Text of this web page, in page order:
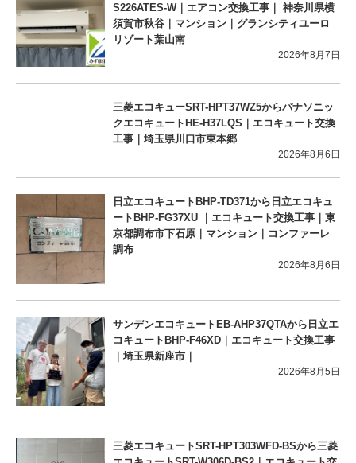
S226ATES-W｜エアコン交換工事｜ 神奈川県横
須賀市秋谷｜マンション｜グランシティユーロ
リゾート葉山南
2026年8月7日
三菱エコキューSRT-HPT37WZ5からパナソニッ
クエコキュートHE-H37LQS｜エコキュート交換
工事｜埼玉県川口市東本郷
2026年8月6日
日立エコキュートBHP-TD371から日立エコキュ
ートBHP-FG37XU ｜エコキュート交換工事｜東
京都調布市下石原｜マンション｜コンファーレ
調布
2026年8月6日
サンデンエコキュートEB-AHP37QTAから日立エ
コキュートBHP-F46XD｜エコキュート交換工事
｜埼玉県新座市｜
2026年8月5日
三菱エコキュートSRT-HPT303WFD-BSから三菱